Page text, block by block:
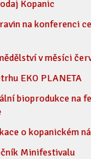
Kopanic
na konferenci
v měsíci
EKO PLANETA
bioprodukce na
o kopanickém
Minifestivalu